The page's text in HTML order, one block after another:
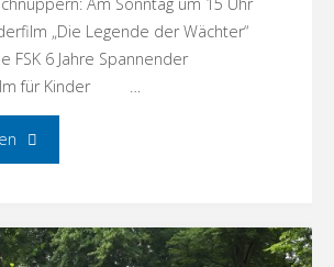
„Die Legende der Wächter“
FSK 6 Jahre Spannender
für Kinder …
"Dorfkino!Menz
am